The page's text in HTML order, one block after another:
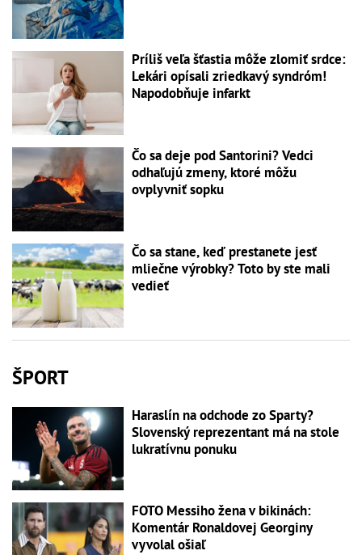
Príliš veľa šťastia môže zlomiť srdce:
Lekári opísali zriedkavý syndróm!
Napodobňuje infarkt
Čo sa deje pod Santorini? Vedci
odhaľujú zmeny, ktoré môžu
ovplyvniť sopku
Čo sa stane, keď prestanete jesť
mliečne výrobky? Toto by ste mali
vedieť
ŠPORT
Haraslín na odchode zo Sparty?
Slovenský reprezentant má na stole
lukratívnu ponuku
FOTO Messiho žena v bikinách:
Komentár Ronaldovej Georginy
vyvolal ošiaľ